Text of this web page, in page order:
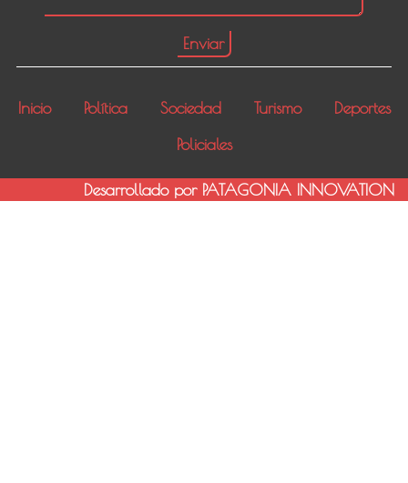
Inicio Política Sociedad Turismo
Deportes
Policiales
Desarrollado por PATAGONIA INNOVATION